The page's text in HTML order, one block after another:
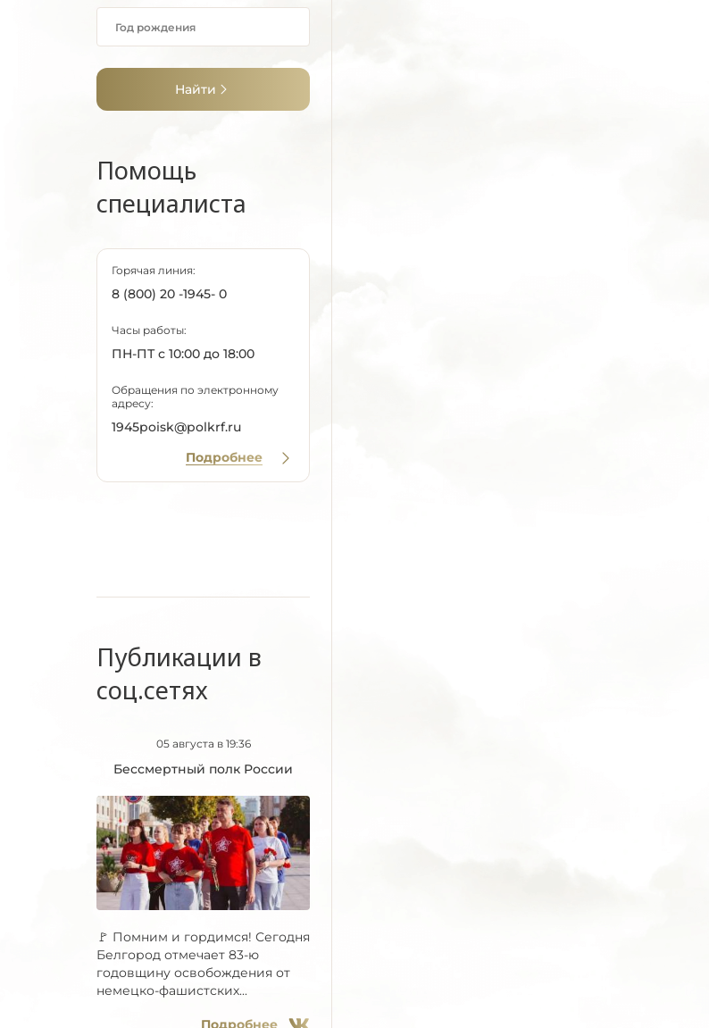
Найти
Помощь
специалиста
Горячая линия:
8 (800) 20 -1945- 0
Часы работы:
ПН-ПТ с 10:00 до 18:00
Обращения по электронному
адресу:
1945poisk@polkrf.ru
Подробнее
Публикации в
соц.сетях
05 августа в 19:36
Бессмертный полк России
🚩 Помним и гордимся! Сегодня
Белгород отмечает 83-ю
годовщину освобождения от
немецко-фашистских...